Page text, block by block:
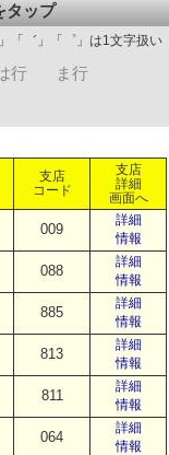
タップ
「゛」「゜」は1文字扱い
行
ま行
支店
コード
支店
詳細
画面へ
009
詳細
情報
088
詳細
情報
885
詳細
情報
813
詳細
情報
811
詳細
情報
064
詳細
情報